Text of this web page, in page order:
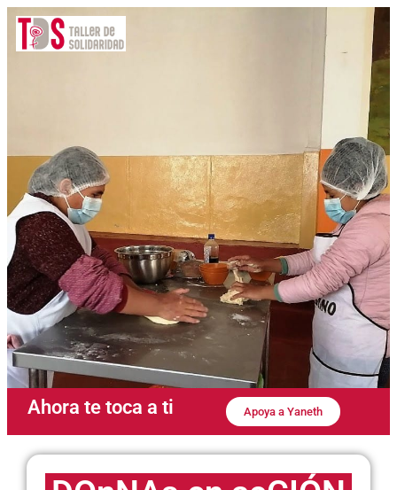
Ahora te toca a ti Apoya a Yaneth